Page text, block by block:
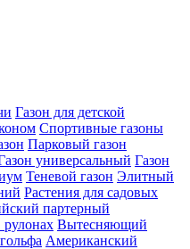
Газон для детской
Спортивные газоны
Парковый газон
универсальный Газон
Теневой газон Элитный
Растения для садовых
партерный
Вытесняющий
Американский